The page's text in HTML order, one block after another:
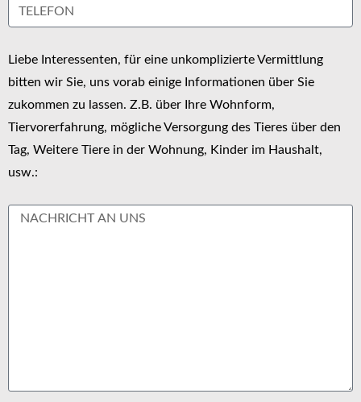
Liebe Interessenten, für eine unkomplizierte Vermittlung
bitten wir Sie, uns vorab einige Informationen über Sie
zukommen zu lassen. Z.B. über Ihre Wohnform,
Tiervorerfahrung, mögliche Versorgung des Tieres über den
Tag, Weitere Tiere in der Wohnung, Kinder im Haushalt,
usw.: